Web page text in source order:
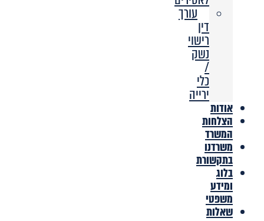
עורך
דין
רישוי
נשק
/
כלי
ירייה
אודות
הצלחות
המשרד
משרדנו
בתקשורת
בלוג
ומידע
משפטי
שאלות